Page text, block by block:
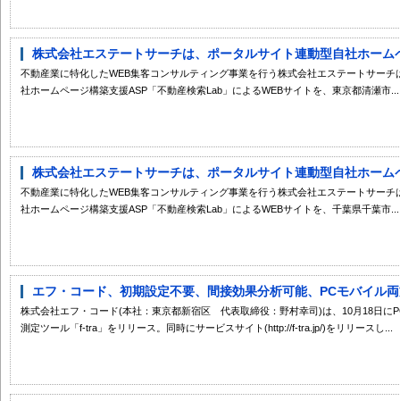
株式会社エステートサーチは、ポータルサイト連動型自社ホーム
不動産業に特化したWEB集客コンサルティング事業を行う株式会社エステートサー
社ホームページ構築支援ASP「不動産検索Lab」によるWEBサイトを、東京都清瀬市...
株式会社エステートサーチは、ポータルサイト連動型自社ホーム
不動産業に特化したWEB集客コンサルティング事業を行う株式会社エステートサー
社ホームページ構築支援ASP「不動産検索Lab」によるWEBサイトを、千葉県千葉市...
エフ・コード、初期設定不要、間接効果分析可能、PCモバイル
株式会社エフ・コード(本社：東京都新宿区 代表取締役：野村幸司)は、10月18日に
測定ツール「f-tra」をリリース。同時にサービスサイト(http://f-tra.jp/)をリリースし...